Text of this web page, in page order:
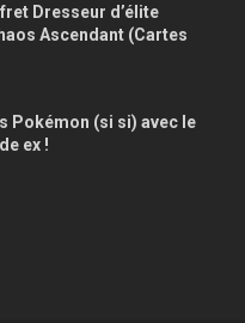
Dresseur d’élite
Ascendant (Cartes
Pokémon (si si) avec le
ex !